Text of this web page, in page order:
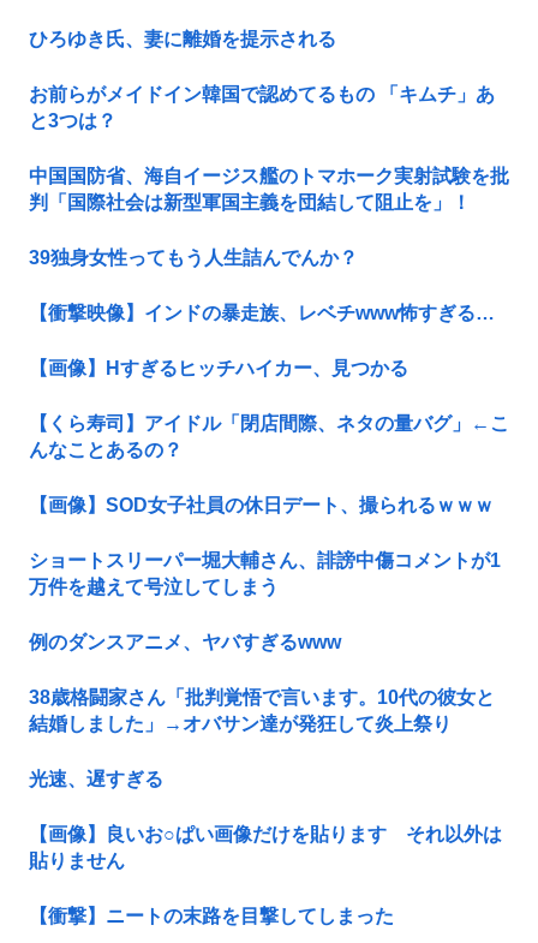
ひろゆき氏、妻に離婚を提示される
お前らがメイドイン韓国で認めてるもの 「キムチ」あ
と3つは？
中国国防省、海自イージス艦のトマホーク実射試験を批
判「国際社会は新型軍国主義を団結して阻止を」！
39独身女性ってもう人生詰んでんか？
【衝撃映像】インドの暴走族、レベチwww怖すぎる…
【画像】Hすぎるヒッチハイカー、見つかる
【くら寿司】アイドル「閉店間際、ネタの量バグ」←こ
んなことあるの？
【画像】SOD女子社員の休日デート、撮られるｗｗｗ
ショートスリーパー堀大輔さん、誹謗中傷コメントが1
万件を越えて号泣してしまう
例のダンスアニメ、ヤバすぎるwww
38歳格闘家さん「批判覚悟で言います。10代の彼女と
結婚しました」→オバサン達が発狂して炎上祭り
光速、遅すぎる
【画像】良いお○ぱい画像だけを貼ります それ以外は
貼りません
【衝撃】ニートの末路を目撃してしまった